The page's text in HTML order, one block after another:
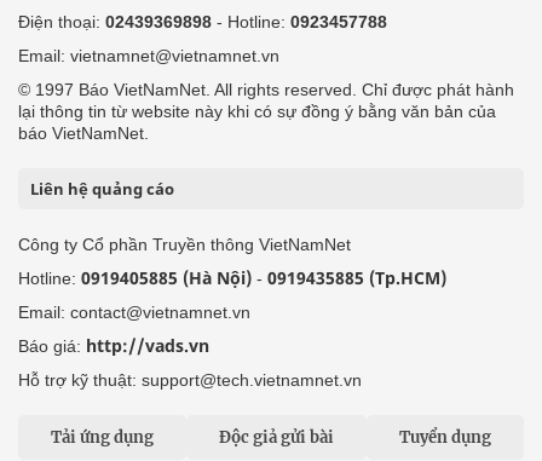
Điện thoại: 02439369898 - Hotline: 0923457788
Email: vietnamnet@vietnamnet.vn
© 1997 Báo VietNamNet. All rights reserved. Chỉ được phát hành
lại thông tin từ website này khi có sự đồng ý bằng văn bản của
báo VietNamNet.
Liên hệ quảng cáo
Công ty Cổ phần Truyền thông VietNamNet
Hotline: 0919405885 (Hà Nội) - 0919435885 (Tp.HCM)
Email: contact@vietnamnet.vn
Báo giá: http://vads.vn
Hỗ trợ kỹ thuật: support@tech.vietnamnet.vn
Tải ứng dụng Độc giả gửi bài Tuyển dụng